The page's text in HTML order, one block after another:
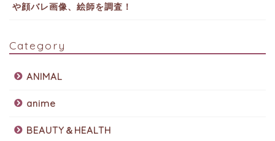
や顔バレ画像、絵師を調査！
Category
ANIMAL
anime
BEAUTY＆HEALTH